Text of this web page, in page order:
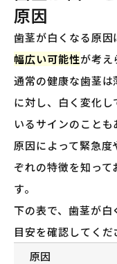
原因
歯茎が白くなる原因
幅広い可能性が考え
通常の健康な歯茎は
に対し、白く変化
いるサインのことも
原因によって緊急
ぞれの特徴を知っ
す。
下の表で、歯茎が
目安を確認してくだ
原因